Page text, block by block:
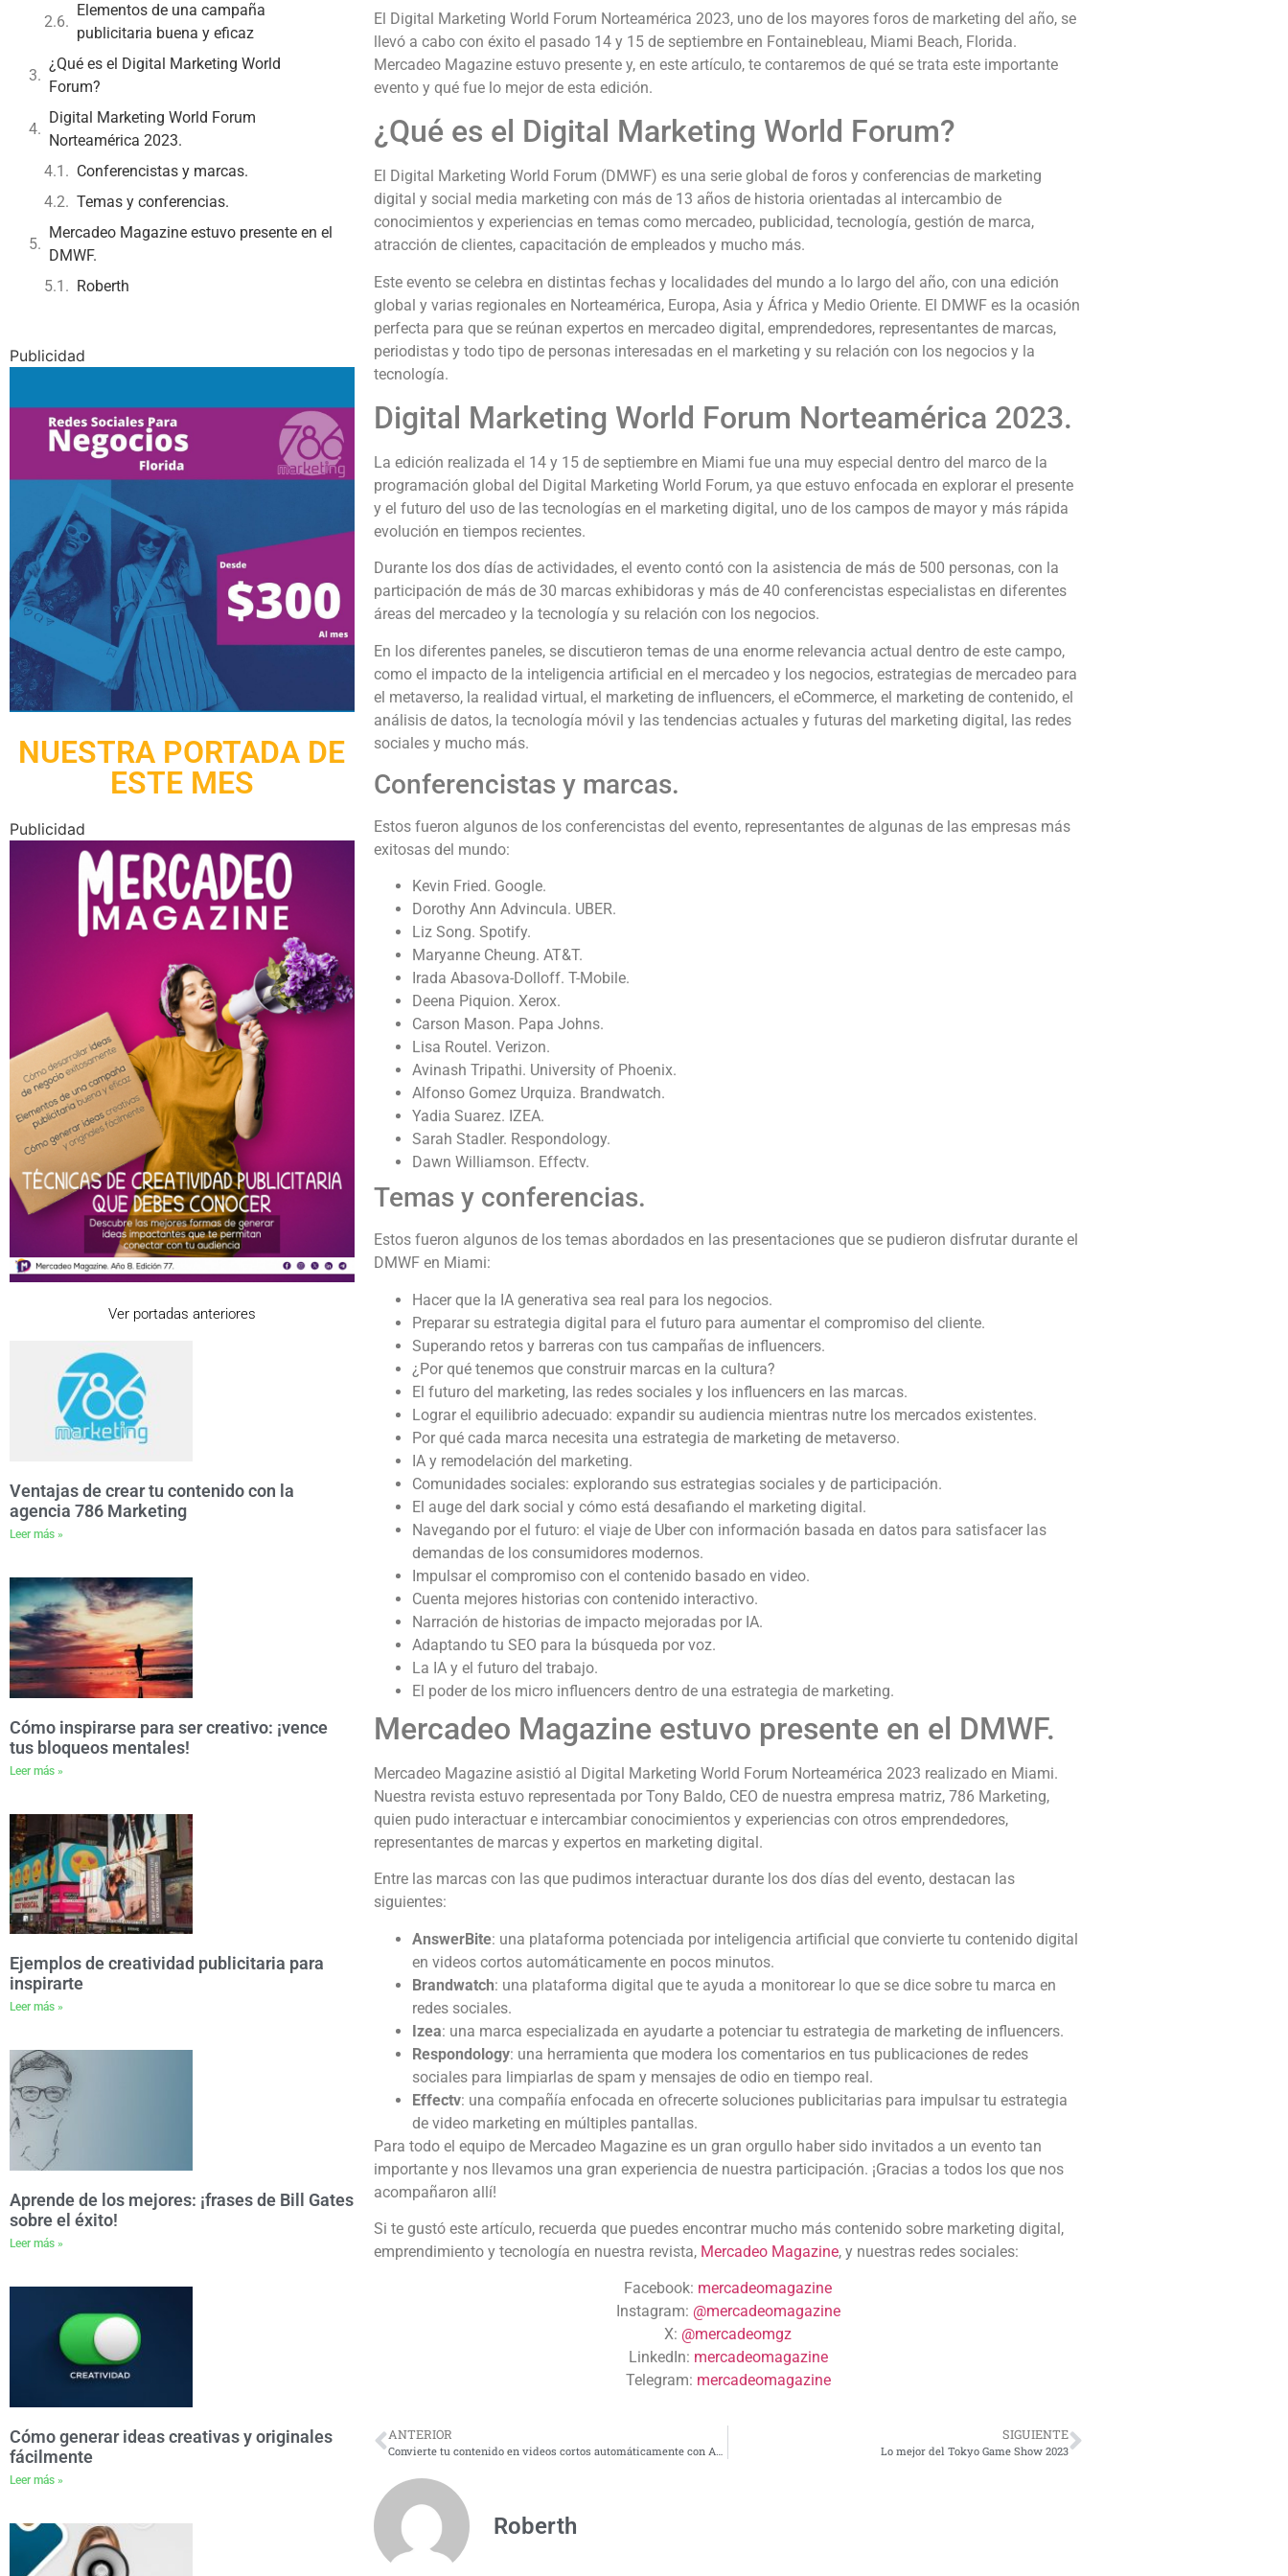
Elementos de una campaña
publicitaria buena y eficaz
¿Qué es el Digital Marketing World
Forum?
Digital Marketing World Forum
Norteamérica 2023.
Conferencistas y marcas.
Temas y conferencias.
Mercadeo Magazine estuvo presente en el
DMWF.
Roberth
Publicidad
NUESTRA PORTADA DE
ESTE MES
Publicidad
Ver portadas anteriores
Ventajas de crear tu contenido con la
agencia 786 Marketing
Leer más »
Cómo inspirarse para ser creativo: ¡vence
tus bloqueos mentales!
Leer más »
Ejemplos de creatividad publicitaria para
inspirarte
Leer más »
Aprende de los mejores: ¡frases de Bill Gates
sobre el éxito!
Leer más »
Cómo generar ideas creativas y originales
fácilmente
Leer más »
El Digital Marketing World Forum Norteamérica 2023, uno de los mayores foros de marketing del año, se
llevó a cabo con éxito el pasado 14 y 15 de septiembre en Fontainebleau, Miami Beach, Florida.
Mercadeo Magazine estuvo presente y, en este artículo, te contaremos de qué se trata este importante
evento y qué fue lo mejor de esta edición.
¿Qué es el Digital Marketing World Forum?
El Digital Marketing World Forum (DMWF) es una serie global de foros y conferencias de marketing
digital y social media marketing con más de 13 años de historia orientadas al intercambio de
conocimientos y experiencias en temas como mercadeo, publicidad, tecnología, gestión de marca,
atracción de clientes, capacitación de empleados y mucho más.
Este evento se celebra en distintas fechas y localidades del mundo a lo largo del año, con una edición
global y varias regionales en Norteamérica, Europa, Asia y África y Medio Oriente. El DMWF es la ocasión
perfecta para que se reúnan expertos en mercadeo digital, emprendedores, representantes de marcas,
periodistas y todo tipo de personas interesadas en el marketing y su relación con los negocios y la
tecnología.
Digital Marketing World Forum Norteamérica 2023.
La edición realizada el 14 y 15 de septiembre en Miami fue una muy especial dentro del marco de la
programación global del Digital Marketing World Forum, ya que estuvo enfocada en explorar el presente
y el futuro del uso de las tecnologías en el marketing digital, uno de los campos de mayor y más rápida
evolución en tiempos recientes.
Durante los dos días de actividades, el evento contó con la asistencia de más de 500 personas, con la
participación de más de 30 marcas exhibidoras y más de 40 conferencistas especialistas en diferentes
áreas del mercadeo y la tecnología y su relación con los negocios.
En los diferentes paneles, se discutieron temas de una enorme relevancia actual dentro de este campo,
como el impacto de la inteligencia artificial en el mercadeo y los negocios, estrategias de mercadeo para
el metaverso, la realidad virtual, el marketing de influencers, el eCommerce, el marketing de contenido, el
análisis de datos, la tecnología móvil y las tendencias actuales y futuras del marketing digital, las redes
sociales y mucho más.
Conferencistas y marcas.
Estos fueron algunos de los conferencistas del evento, representantes de algunas de las empresas más
exitosas del mundo:
Kevin Fried. Google.
Dorothy Ann Advincula. UBER.
Liz Song. Spotify.
Maryanne Cheung. AT&T.
Irada Abasova-Dolloff. T-Mobile.
Deena Piquion. Xerox.
Carson Mason. Papa Johns.
Lisa Routel. Verizon.
Avinash Tripathi. University of Phoenix.
Alfonso Gomez Urquiza. Brandwatch.
Yadia Suarez. IZEA.
Sarah Stadler. Respondology.
Dawn Williamson. Effectv.
Temas y conferencias.
Estos fueron algunos de los temas abordados en las presentaciones que se pudieron disfrutar durante el
DMWF en Miami:
Hacer que la IA generativa sea real para los negocios.
Preparar su estrategia digital para el futuro para aumentar el compromiso del cliente.
Superando retos y barreras con tus campañas de influencers.
¿Por qué tenemos que construir marcas en la cultura?
El futuro del marketing, las redes sociales y los influencers en las marcas.
Lograr el equilibrio adecuado: expandir su audiencia mientras nutre los mercados existentes.
Por qué cada marca necesita una estrategia de marketing de metaverso.
IA y remodelación del marketing.
Comunidades sociales: explorando sus estrategias sociales y de participación.
El auge del dark social y cómo está desafiando el marketing digital.
Navegando por el futuro: el viaje de Uber con información basada en datos para satisfacer las
demandas de los consumidores modernos.
Impulsar el compromiso con el contenido basado en video.
Cuenta mejores historias con contenido interactivo.
Narración de historias de impacto mejoradas por IA.
Adaptando tu SEO para la búsqueda por voz.
La IA y el futuro del trabajo.
El poder de los micro influencers dentro de una estrategia de marketing.
Mercadeo Magazine estuvo presente en el DMWF.
Mercadeo Magazine asistió al Digital Marketing World Forum Norteamérica 2023 realizado en Miami.
Nuestra revista estuvo representada por Tony Baldo, CEO de nuestra empresa matriz, 786 Marketing,
quien pudo interactuar e intercambiar conocimientos y experiencias con otros emprendedores,
representantes de marcas y expertos en marketing digital.
Entre las marcas con las que pudimos interactuar durante los dos días del evento, destacan las
siguientes:
AnswerBite: una plataforma potenciada por inteligencia artificial que convierte tu contenido digital
en videos cortos automáticamente en pocos minutos.
Brandwatch: una plataforma digital que te ayuda a monitorear lo que se dice sobre tu marca en
redes sociales.
Izea: una marca especializada en ayudarte a potenciar tu estrategia de marketing de influencers.
Respondology: una herramienta que modera los comentarios en tus publicaciones de redes
sociales para limpiarlas de spam y mensajes de odio en tiempo real.
Effectv: una compañía enfocada en ofrecerte soluciones publicitarias para impulsar tu estrategia
de video marketing en múltiples pantallas.
Para todo el equipo de Mercadeo Magazine es un gran orgullo haber sido invitados a un evento tan
importante y nos llevamos una gran experiencia de nuestra participación. ¡Gracias a todos los que nos
acompañaron allí!
Si te gustó este artículo, recuerda que puedes encontrar mucho más contenido sobre marketing digital,
emprendimiento y tecnología en nuestra revista, Mercadeo Magazine, y nuestras redes sociales:
Facebook: mercadeomagazine
Instagram: @mercadeomagazine
X: @mercadeomgz
LinkedIn: mercadeomagazine
Telegram: mercadeomagazine
ANTERIOR SIGUIENTE
Lo mejor del Tokyo Game Show 2023
Roberth